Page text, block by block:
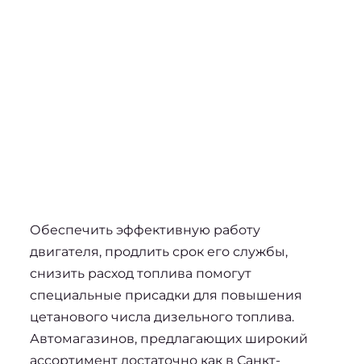
Обеспечить эффективную работу
двигателя, продлить срок его службы,
снизить расход топлива помогут
специальные присадки для повышения
цетанового числа дизельного топлива.
Автомагазинов, предлагающих широкий
ассортимент достаточно как в Санкт-